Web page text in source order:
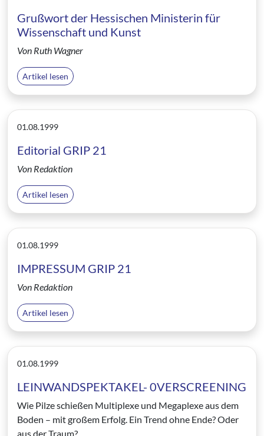
Grußwort der Hessischen Ministerin für
Wissenschaft und Kunst
Von Ruth Wagner
Artikel lesen
01.08.1999
Editorial GRIP 21
Von Redaktion
Artikel lesen
01.08.1999
IMPRESSUM GRIP 21
Von Redaktion
Artikel lesen
01.08.1999
LEINWANDSPEKTAKEL- 0VERSCREENING
Wie Pilze schießen Multiplexe und Megaplexe aus dem
Boden – mit großem Erfolg. Ein Trend ohne Ende? Oder
aus der Traum?